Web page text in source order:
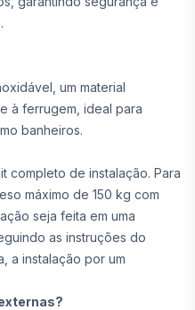
um material
à ferrugem, ideal para
banheiros.
completo de instalação. Para
máximo de 150 kg com
seja feita em uma
as instruções do
a instalação por um